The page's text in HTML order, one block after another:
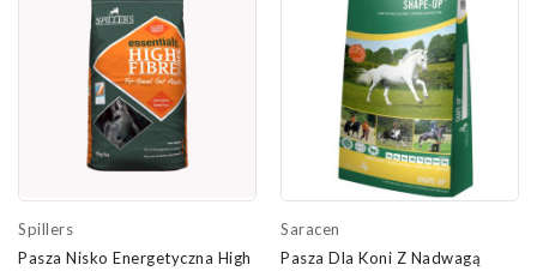
Spillers
Pasza Nisko Energetyczna High
Saracen
Pasza Dla Koni Z Nadwagą